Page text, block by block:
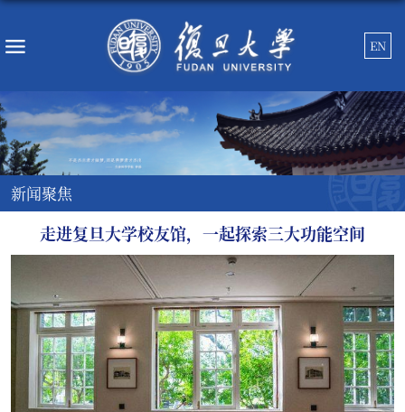
EN
新闻聚焦
走进复旦大学校友馆，一起探索三大功能空间